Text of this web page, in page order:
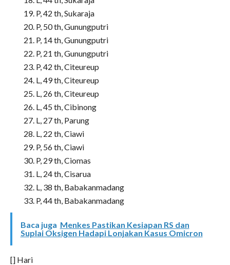
P, 42 th, Sukaraja
P, 50 th, Gunungputri
P, 14 th, Gunungputri
P, 21 th, Gunungputri
P, 42 th, Citeureup
L, 49 th, Citeureup
L, 26 th, Citeureup
L, 45 th, Cibinong
L, 27 th, Parung
L, 22 th, Ciawi
P, 56 th, Ciawi
P, 29 th, Ciomas
L, 24 th, Cisarua
L, 38 th, Babakanmadang
P, 44 th, Babakanmadang
Baca juga Menkes Pastikan Kesiapan RS dan
Suplai Oksigen Hadapi Lonjakan Kasus Omicron
[] Hari